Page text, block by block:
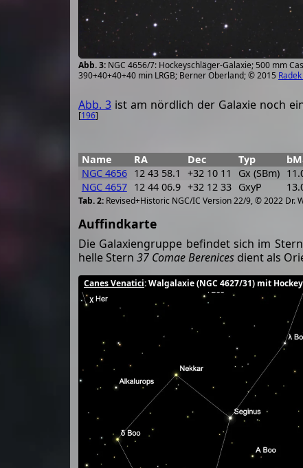
NGC 4656/7: Hockeyschläger-Galaxie; 500 mm
390+40+40+40 min LRGB; Berner Oberland; © 2015
Abb. 3ist am nördlich der Galaxie noch
[196]
Revised+Historic NGC/IC Version 22/9, © 2022 Dr.
Name RA Dec Typ
NGC 4656 12 43 58.1 +32 10 11 Gx (SBm)
NGC 4657 12 44 06.9 +32 12 33 GxyP
Auffindkarte
Die Galaxiengruppe befindet sich im
helle Stern 37 Comae Berenices dient als
Canes Venatici: Walgalaxie (NGC 4627/31) mit